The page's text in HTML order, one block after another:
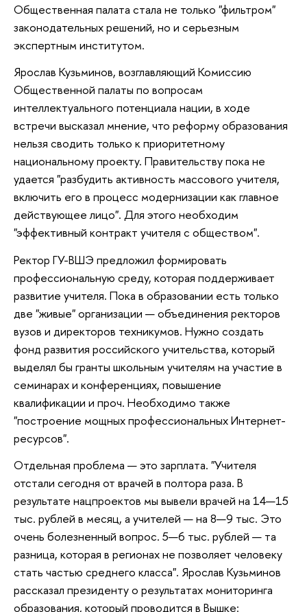
Общественная палата стала не только "фильтром"
законодательных решений, но и серьезным
экспертным институтом.
Ярослав Кузьминов, возглавляющий Комиссию
Общественной палаты по вопросам
интеллектуального потенциала нации, в ходе
встречи высказал мнение, что реформу образования
нельзя сводить только к приоритетному
национальному проекту. Правительству пока не
удается "разбудить активность массового учителя,
включить его в процесс модернизации как главное
действующее лицо". Для этого необходим
"эффективный контракт учителя с обществом".
Ректор ГУ-ВШЭ предложил формировать
профессиональную среду, которая поддерживает
развитие учителя. Пока в образовании есть только
две "живые" организации — объединения ректоров
вузов и директоров техникумов. Нужно создать
фонд развития российского учительства, который
выделял бы гранты школьным учителям на участие в
семинарах и конференциях, повышение
квалификации и проч. Необходимо также
"построение мощных профессиональных Интернет-
ресурсов".
Отдельная проблема — это зарплата. "Учителя
отстали сегодня от врачей в полтора раза. В
результате нацпроектов мы вывели врачей на 14—15
тыс. рублей в месяц, а учителей — на 8—9 тыс. Это
очень болезненный вопрос. 5—6 тыс. рублей — та
разница, которая в регионах не позволяет человеку
стать частью среднего класса". Ярослав Кузьминов
рассказал президенту о результатах мониторинга
образования, который проводится в Вышке: